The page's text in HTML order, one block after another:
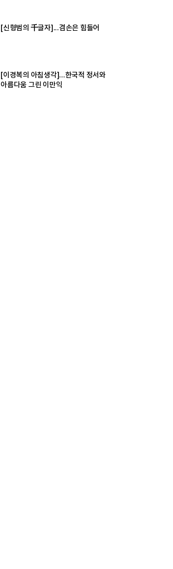
[신형범의 千글자]...겸손은 힘들어
[이경복의 아침생각]...한국적 정서와
아름다움 그린 이만익